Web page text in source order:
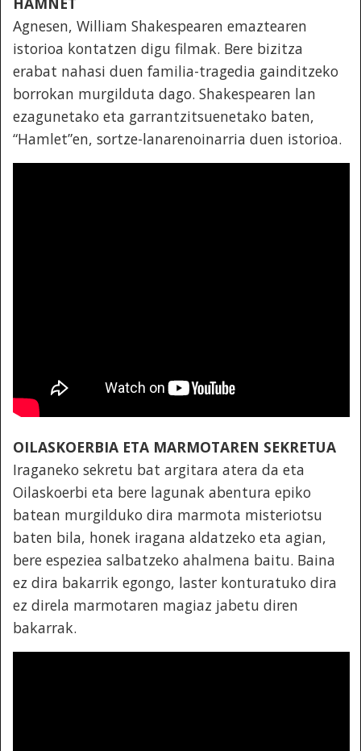
Agnesen, William Shakespearen emaztearen
istorioa kontatzen digu filmak. Bere bizitza
erabat nahasi duen familia-tragedia gainditzeko
borrokan murgilduta dago. Shakespearen lan
ezagunetako eta garrantzitsuenetako baten,
“Hamlet”en, sortze-lanarenoinarria duen istorioa.
OILASKOERBIA ETA MARMOTAREN SEKRETUA
Iraganeko sekretu bat argitara atera da eta
Oilaskoerbi eta bere lagunak abentura epiko
batean murgilduko dira marmota misteriotsu
baten bila, honek iragana aldatzeko eta agian,
bere espeziea salbatzeko ahalmena baitu. Baina
ez dira bakarrik egongo, laster konturatuko dira
ez direla marmotaren magiaz jabetu diren
bakarrak.